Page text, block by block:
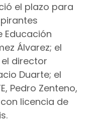
el plazo para
Educación
Álvarez; el
director
Duarte; el
Pedro Zenteno,
licencia de